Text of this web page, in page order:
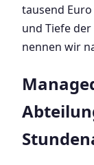
tausend
und Tiefe
nennen wir